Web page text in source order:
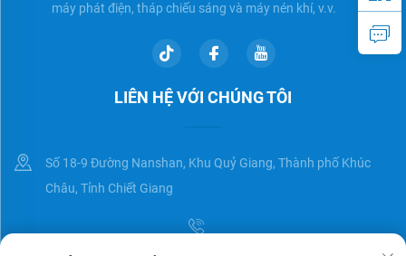
máy phát điện, tháp chiếu sáng và máy nén khí, v.v.
LIÊN HỆ VỚI CHÚNG TÔI
Số 18-9 Đường Nanshan, Khu Quỷ Giang, Thành phố Khúc
Châu, Tỉnh Chiết Giang